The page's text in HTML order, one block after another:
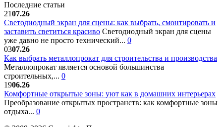
Последние статьи
2107.26
Светодиодный экран для сцены: как выбрать, смонтировать и
заставить светиться красиво Светодиодный экран для сцены
уже давно не просто технический... 0
0307.26
Как выбрать металлопрокат для строительства и производства
Металлопрокат является основой большинства
строительных,... 0
1906.26
Комфортные открытые зоны: уют как в домашних интерьерах
Преобразование открытых пространств: как комфортные зоны
отдыха... 0